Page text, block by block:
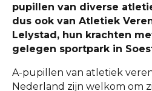
pupillen van diverse
dus ook van Atletiek
Lelystad, hun krachten
gelegen sportpark in
A-pupillen van atletiek
Nederland zijn welkom om